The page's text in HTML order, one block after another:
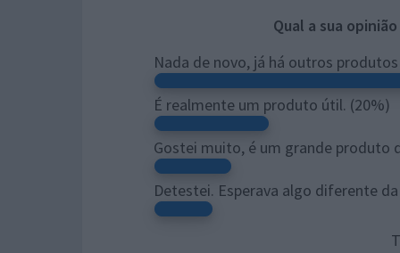
Qual a sua
Nada de novo, já há outros
É realmente um produto útil. (20%)
Gostei muito, é um grande produto
Detestei. Esperava algo diferente da